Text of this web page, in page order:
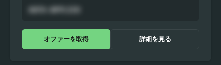
オファーを取得 詳細を見る